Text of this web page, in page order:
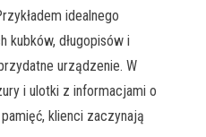
idealnego
kubków, długopisów i
urządzenie. W
i ulotki z informacjami o
klienci zaczynają